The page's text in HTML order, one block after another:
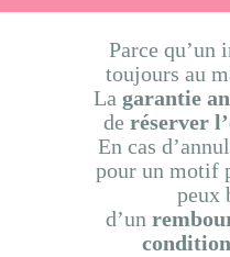
Parce qu’un
toujours au
La garantie
de réserver
En cas
pour un motif
peux
d’un